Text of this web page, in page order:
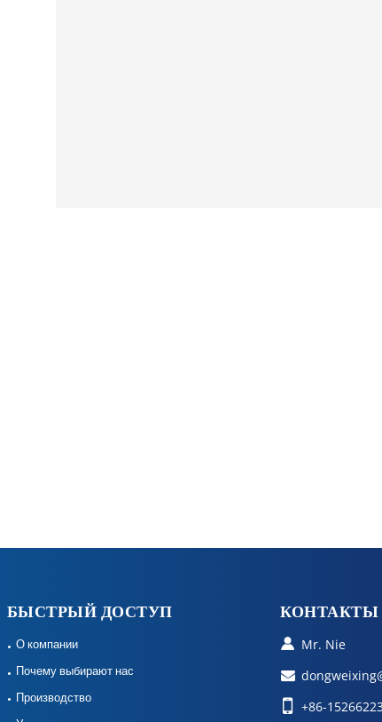
БЫСТРЫЙ ДОСТУП
О компании
Почему выбирают нас
Производство
КОНТАКТЫ
Mr. Nie
+86-